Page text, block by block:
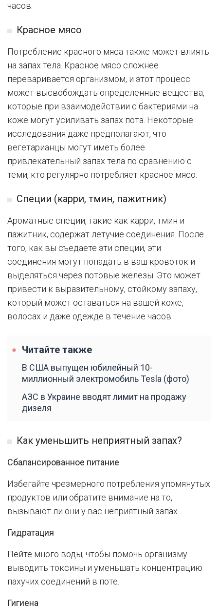
часов.
Красное мясо
Потребление красного мяса также может влиять
на запах тела. Красное мясо сложнее
переваривается организмом, и этот процесс
может высвобождать определенные вещества,
которые при взаимодействии с бактериями на
коже могут усиливать запах пота. Некоторые
исследования даже предполагают, что
вегетарианцы могут иметь более
привлекательный запах тела по сравнению с
теми, кто регулярно потребляет красное мясо.
Специи (карри, тмин, пажитник)
Ароматные специи, такие как карри, тмин и
пажитник, содержат летучие соединения. После
того, как вы съедаете эти специи, эти
соединения могут попадать в ваш кровоток и
выделяться через потовые железы. Это может
привести к выразительному, стойкому запаху,
который может оставаться на вашей коже,
волосах и даже одежде в течение часов.
Читайте также
В США выпущен юбилейный 10-
миллионный электромобиль Tesla (фото)
АЗС в Украине вводят лимит на продажу
дизеля
Как уменьшить неприятный запах?
Сбалансированное питание
Избегайте чрезмерного потребления упомянутых
продуктов или обратите внимание на то,
вызывают ли они у вас неприятный запах.
Гидратация
Пейте много воды, чтобы помочь организму
выводить токсины и уменьшать концентрацию
пахучих соединений в поте.
Гигиена